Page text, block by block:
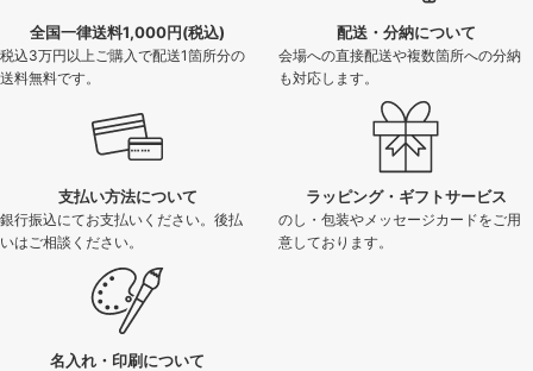
全国一律送料1,000円(税込)
税込3万円以上ご購入で配送1箇所分の
送料無料です。
配送・分納について
会場への直接配送や複数箇所への分納
も対応します。
支払い方法について
銀行振込にてお支払いください。後払
いはご相談ください。
ラッピング・ギフトサービス
のし・包装やメッセージカードをご用
意しております。
名入れ・印刷について